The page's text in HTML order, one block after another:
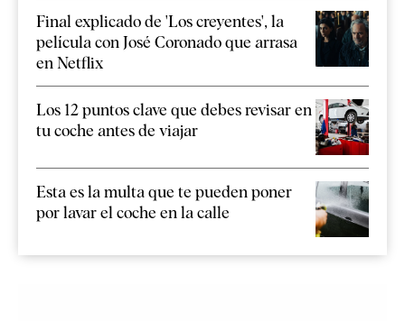
Final explicado de 'Los creyentes', la
película con José Coronado que arrasa
en Netflix
Los 12 puntos clave que debes revisar en
tu coche antes de viajar
Esta es la multa que te pueden poner
por lavar el coche en la calle